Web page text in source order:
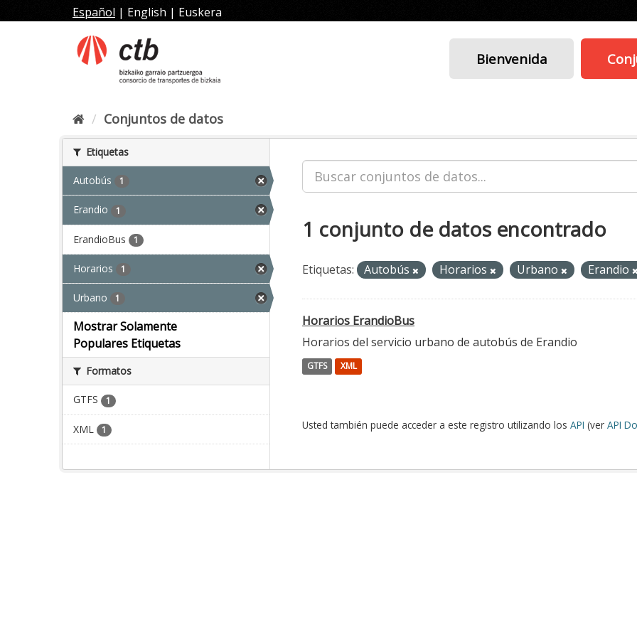
al
Español | English | Euskera
Bienvenida
Conjuntos de datos
Etiquetas
Autobús 1
Erandio 1
ErandioBus 1
Horarios 1
Urbano 1
Mostrar Solamente
Populares Etiquetas
Formatos
GTFS 1
XML 1
1 conjunto de datos encontrado
Etiquetas: Autobús Horarios Urbano Erandio
Horarios ErandioBus
Horarios del servicio urbano de autobús de Erandio
GTFS XML
Usted también puede acceder a este registro utilizando los API (ver API